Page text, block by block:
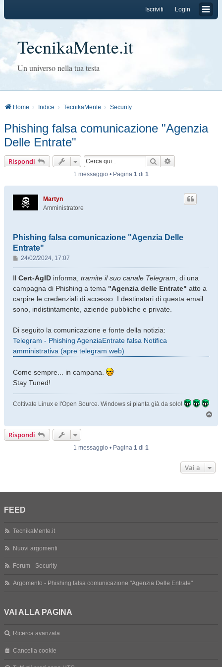
Login
Iscriviti
TecnikaMente.it
Un universo nella tua testa
Home Indice TecnikaMente Security
Phishing falsa comunicazione "Agenzia
Delle Entrate"
Rispondi Cerca
1 messaggio • Pagina 1 di 1
Martyn
Amministratore
Phishing falsa comunicazione "Agenzia Delle
Entrate"
M
e
s
g
g
o
24/02/2024, 17:07
Il Cert-AgID informa, tramite il suo canale Telegram , di una
campagna di Phishing a tema "Agenzia delle Entrate" atto a
carpire le credenziali di accesso. I destinatari di questa email
sono, indistintamente, aziende pubbliche e private.
Di seguito la comunicazione e fonte della notizia:
Telegram - Phishing AgenziaEntrate falsa Notifica
amministrativa (apre telegram web)
Come sempre... in campana.
Stay Tuned!
Coltivate Linux e l'Open Source. Windows si pianta già da solo!
Rispondi
1 messaggio • Pagina 1 di 1
Vai a
FEED
TecnikaMente.it
Nuovi argomenti
Forum - Security
Argomento - Phishing falsa comunicazione "Agenzia Delle Entrate"
VAI ALLA PAGINA
Ricerca avanzata
Cancella cookie